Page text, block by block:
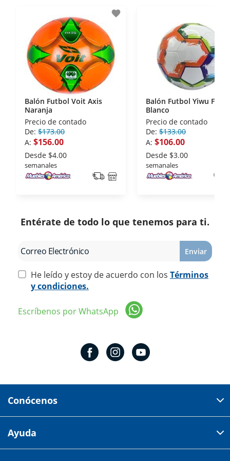
disposiciones legales y Códigos de Ética de la
Asociación Mexicana de Internet (AIMX).
- Nos encontramos en la lista de socios Activos de
la Asociación de Internet.MX.
favorite
Balón Futbol Voit Axis
Naranja
Precio de contado
De: $173.00
A: $156.00
Desde $4.00
semanales
Balón Futbol Yiwu
Blanco
Precio de contado
De: $133.00
A: $106.00
Desde $3.00
semanales
Entérate de todo lo que tenemos para ti.
Enviar
He leído y estoy de acuerdo con los Términos
y condiciones.
Escríbenos por WhatsApp
Conócenos
Av 18 de marzo # 309. Colonia la Nogalera.
Ayuda